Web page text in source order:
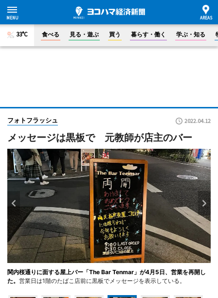
33°C 食べる 見る・遊ぶ 買う 暮らす・働く 学ぶ・知る
フォトフラッシュ 2022.04.12
メッセージは黒板で 元教師が店主のバー
関内桜通りに面する屋上バー「The Bar Tenmar」が4月5日、営業を再開し
た。 営業日は1階のたばこ店前に黒板でメッセージを表示している。